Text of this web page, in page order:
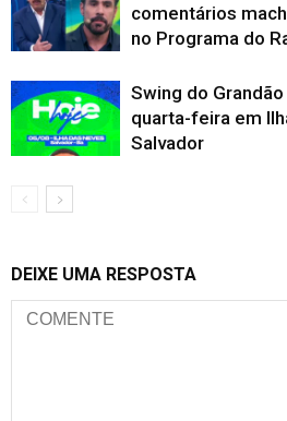
comentários
no Programa do
Swing do
quarta-feira em
Salvador
DEIXE UMA RESPOSTA